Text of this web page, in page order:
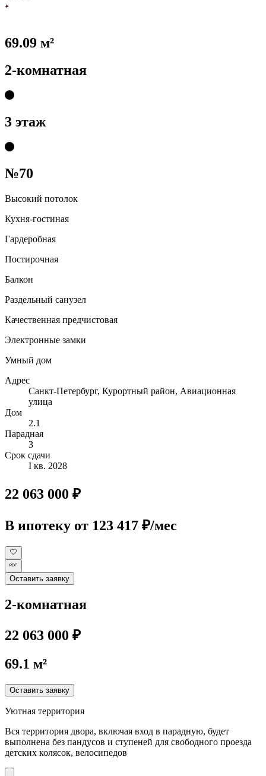
69.09 м²
2-комнатная
3 этаж
№70
Высокий потолок
Кухня-гостиная
Гардеробная
Постирочная
Балкон
Раздельный санузел
Качественная предчистовая
Электронные замки
Умный дом
Адрес
Санкт-Петербург, Курортный район, Авиационная
улица
Дом
2.1
Парадная
3
Срок сдачи
I кв. 2028
22 063 000 ₽
В ипотеку от 123 417 ₽/мес
Оставить заявку
2-комнатная
22 063 000 ₽
69.1 м²
Оставить заявку
Уютная территория
Вся территория двора, включая вход в парадную, будет
выполнена без пандусов и ступеней для свободного проезда
детских колясок, велосипедов